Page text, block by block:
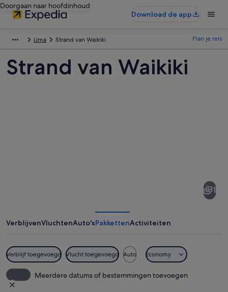
Doorgaan naar hoofdinhoud
Download de app
Lima Strand van Waikiki Plan je reis
Strand van Waikiki
1
VerblijvenVluchtenAuto'sPakkettenActiviteiten
Verblijf toegevoegd Vlucht toegevoegd Auto Economy
Meerdere datums of bestemmingen toevoegen